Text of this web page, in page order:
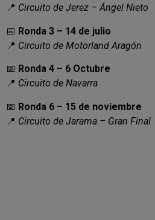
📍 Circuito de Jerez – Ángel Nieto
📅 Ronda 3 – 14 de julio
📍 Circuito de Motorland Aragón
📅 Ronda 4 – 6 Octubre
📍 Circuito de Navarra
📅 Ronda 6 – 15 de noviembre
📍 Circuito de Jarama – Gran Final